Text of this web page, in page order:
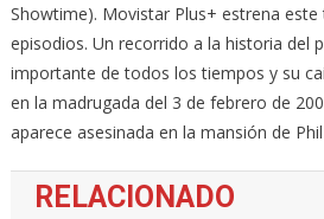
Showtime). Movistar Plus+ estrena
episodios. Un recorrido a la historia del
importante de todos los tiempos y su
en la madrugada del 3 de febrero de
aparece asesinada en la mansión de
RELACIONADO